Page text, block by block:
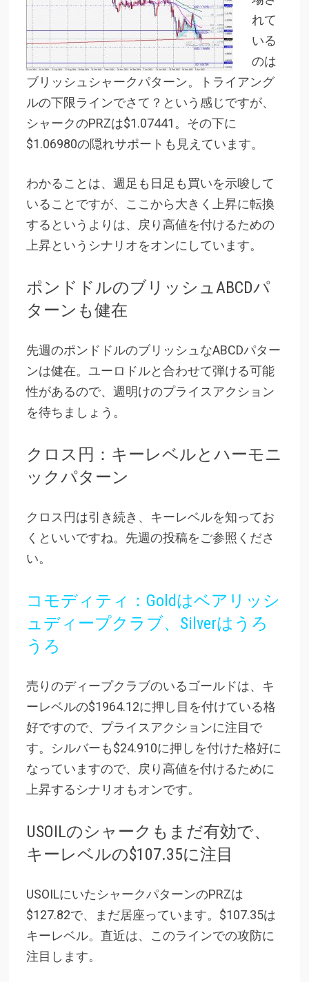
れて
いる
のは
ブリッシュシャークパターン。トライアング
ルの下限ラインでさて？という感じですが、
シャークのPRZは$1.07441。その下に
$1.06980の隠れサポートも見えています。
わかることは、週足も日足も買いを示唆して
いることですが、ここから大きく上昇に転換
するというよりは、戻り高値を付けるための
上昇というシナリオをオンにしています。
ポンドドルのブリッシュABCDパ
ターンも健在
先週のポンドドルのブリッシュなABCDパター
ンは健在。ユーロドルと合わせて弾ける可能
性があるので、週明けのプライスアクション
を待ちましょう。
クロス円：キーレベルとハーモニ
ックパターン
クロス円は引き続き、キーレベルを知ってお
くといいですね。先週の投稿をご参照くださ
い。
コモディティ：Goldはベアリッシ
ュディープクラブ、Silverはうろ
うろ
売りのディープクラブのいるゴールドは、キ
ーレベルの$1964.12に押し目を付けている格
好ですので、プライスアクションに注目で
す。シルバーも$24.910に押しを付けた格好に
なっていますので、戻り高値を付けるために
上昇するシナリオもオンです。
USOILのシャークもまだ有効で、
キーレベルの$107.35に注目
USOILにいたシャークパターンのPRZは
$127.82で、まだ居座っています。$107.35は
キーレベル。直近は、このラインでの攻防に
注目します。